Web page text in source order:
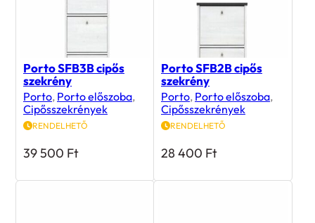
Porto SFB3B cipős
szekrény
Porto, Porto előszoba,
Cipősszekrények
RENDELHETŐ
39 500 Ft
Porto SFB2B cipős
szekrény
Porto, Porto előszoba,
Cipősszekrények
RENDELHETŐ
28 400 Ft